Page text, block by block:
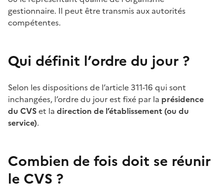
gestionnaire. Il peut être transmis aux autorités
compétentes.
Qui définit l’ordre du jour ?
Selon les dispositions de l’article 311-16 qui sont
inchangées, l’ordre du jour est fixé par la présidence
du CVSet la direction de l’établissement (ou du
service).
Combien de fois doit se réunir
le CVS ?